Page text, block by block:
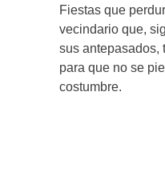
Fiestas que
vecindario que,
sus antepasados,
para que no se
costumbre.